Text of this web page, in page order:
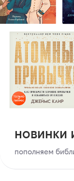
новинки
пополняем